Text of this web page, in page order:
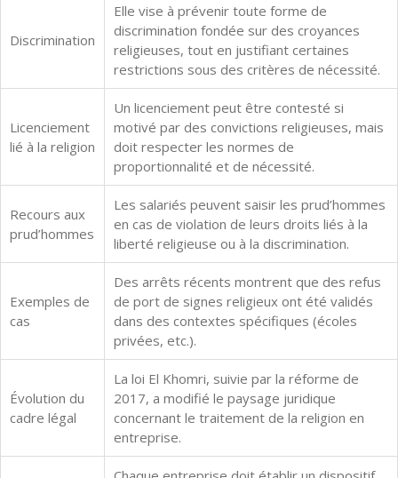
Discrimination
Elle vise à prévenir toute forme de
discrimination fondée sur des croyances
religieuses, tout en justifiant certaines
restrictions sous des critères de nécessité.
Licenciement
lié à la religion
Un licenciement peut être contesté si
motivé par des convictions religieuses, mais
doit respecter les normes de
proportionnalité et de nécessité.
Recours aux
prud’hommes
Les salariés peuvent saisir les prud’hommes
en cas de violation de leurs droits liés à la
liberté religieuse ou à la discrimination.
Exemples de
cas
Des arrêts récents montrent que des refus
de port de signes religieux ont été validés
dans des contextes spécifiques (écoles
privées, etc.).
Évolution du
cadre légal
La loi El Khomri, suivie par la réforme de
2017, a modifié le paysage juridique
concernant le traitement de la religion en
entreprise.